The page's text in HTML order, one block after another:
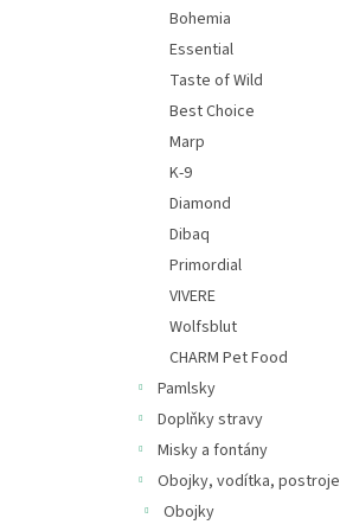
Bohemia
Essential
Taste of Wild
Best Choice
Marp
K-9
Diamond
Dibaq
Primordial
VIVERE
Wolfsblut
CHARM Pet Food
Pamlsky
Doplňky stravy
Misky a fontány
Obojky, vodítka, postroje
Obojky